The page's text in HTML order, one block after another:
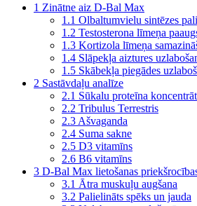
1 Zinātne aiz D-Bal Max
1.1 Olbaltumvielu sintēzes
1.2 Testosterona līmeņa
1.3 Kortizola līmeņa
1.4 Slāpekļa aiztures
1.5 Skābekļa piegādes
2 Sastāvdaļu analīze
2.1 Sūkalu proteīna
2.2 Tribulus Terrestris
2.3 Ašvaganda
2.4 Suma sakne
2.5 D3 vitamīns
2.6 B6 vitamīns
3 D-Bal Max lietošanas
3.1 Ātra muskuļu augšana
3.2 Palielināts spēks un jauda